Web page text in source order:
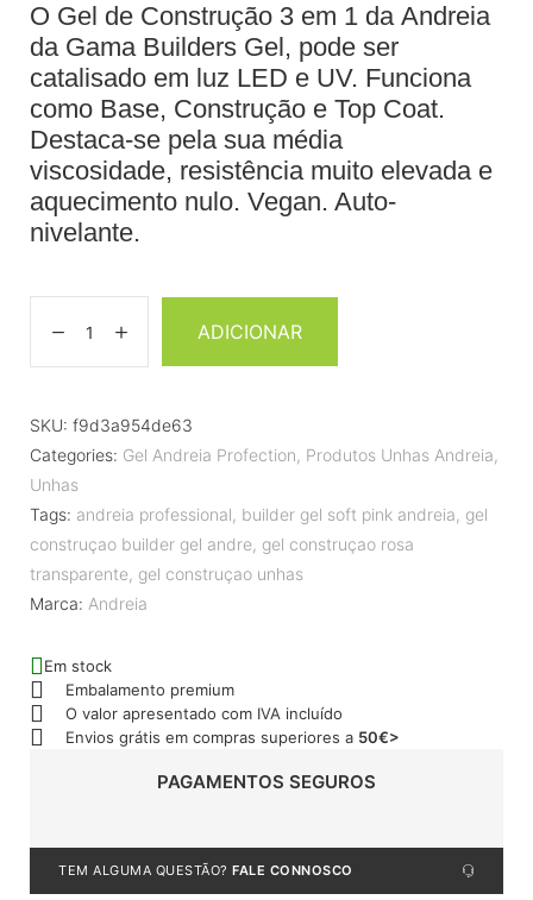
O Gel de Construção 3 em 1 da Andreia
da Gama Builders Gel, pode ser
catalisado em luz LED e UV. Funciona
como Base, Construção e Top Coat.
Destaca-se pela sua média
viscosidade, resistência muito elevada e
aquecimento nulo. Vegan. Auto-
nivelante.
ADICIONAR
SKU: f9d3a954de63
Categories: Gel Andreia Profection, Produtos Unhas Andreia,
Unhas
Tags: andreia professional, builder gel soft pink andreia, gel
construçao builder gel andre, gel construçao rosa
transparente, gel construçao unhas
Marca: Andreia
Em stock
Embalamento premium
O valor apresentado com IVA incluído
Envios grátis em compras superiores a 50€>
PAGAMENTOS SEGUROS
TEM ALGUMA QUESTÃO? FALE CONNOSCO